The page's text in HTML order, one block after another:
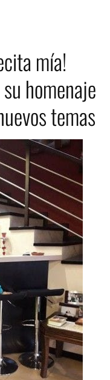
mía!
homenaje
temas